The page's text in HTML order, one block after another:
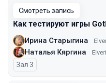
Смотреть запись
Как тестируют игры
Ирина Старыгина
Наталья Кяргина
Зал 3